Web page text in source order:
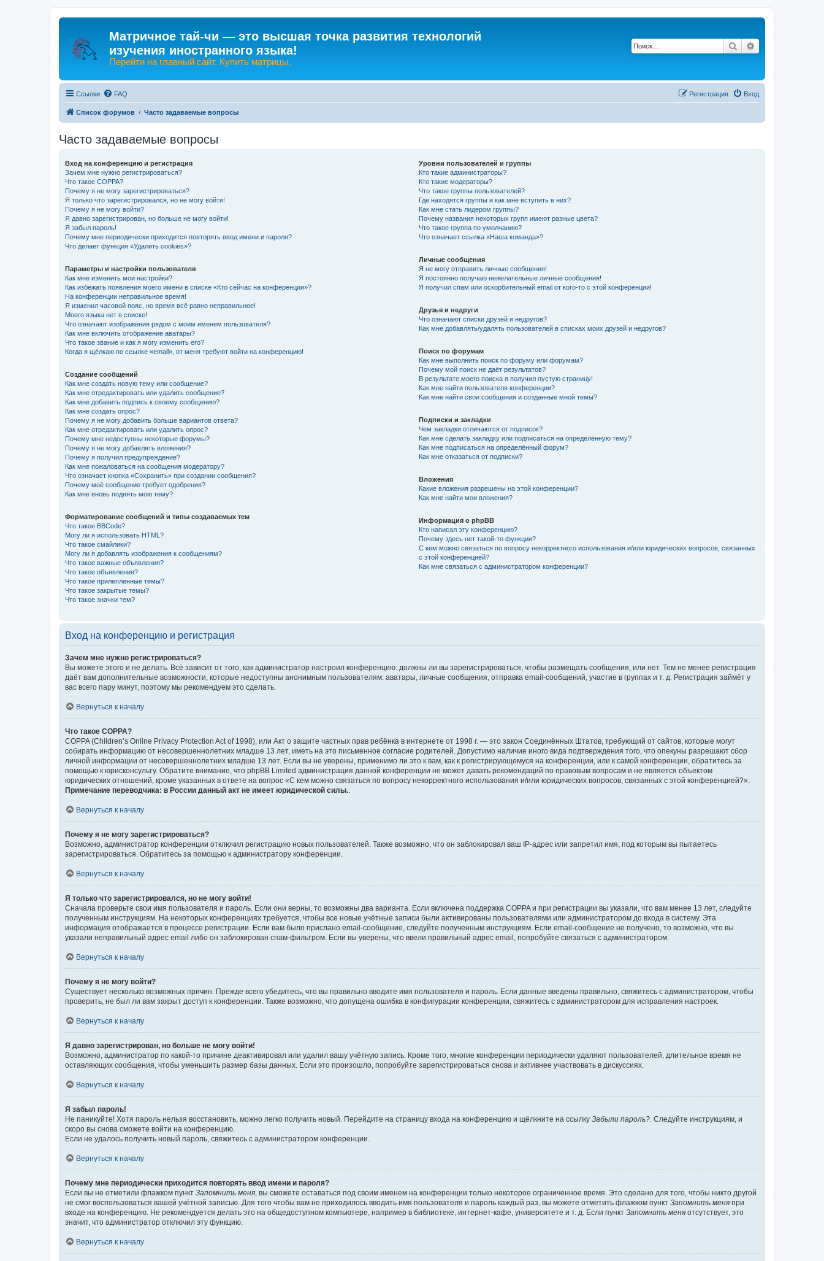
Матричное тай-чи — это высшая точка развития технологий
изучения иностранного языка!
Перейти на главный сайт. Купить матрицы.
Поиск
Ссылки FAQ Вход
Регистрация
Список форумов Часто задаваемые вопросы
Часто задаваемые вопросы
Вход на конференцию и регистрация
Зачем мне нужно регистрироваться?
Что такое COPPA?
Почему я не могу зарегистрироваться?
Я только что зарегистрировался, но не могу войти!
Почему я не могу войти?
Я давно зарегистрирован, но больше не могу войти!
Я забыл пароль!
Почему мне периодически приходится повторять ввод имени и пароля?
Что делает функция «Удалить cookies»?
Параметры и настройки пользователя
Как мне изменить мои настройки?
Как избежать появления моего имени в списке «Кто сейчас на конференции»?
На конференции неправильное время!
Я изменил часовой пояс, но время всё равно неправильное!
Моего языка нет в списке!
Что означают изображения рядом с моим именем пользователя?
Как мне включить отображение аватары?
Что такое звание и как я могу изменить его?
Когда я щёлкаю по ссылке «email», от меня требуют войти на конференцию!
Создание сообщений
Как мне создать новую тему или сообщение?
Как мне отредактировать или удалить сообщение?
Как мне добавить подпись к своему сообщению?
Как мне создать опрос?
Почему я не могу добавить больше вариантов ответа?
Как мне отредактировать или удалить опрос?
Почему мне недоступны некоторые форумы?
Почему я не могу добавлять вложения?
Почему я получил предупреждение?
Как мне пожаловаться на сообщения модератору?
Что означает кнопка «Сохранить» при создании сообщения?
Почему моё сообщение требует одобрения?
Как мне вновь поднять мою тему?
Форматирование сообщений и типы создаваемых тем
Что такое BBCode?
Могу ли я использовать HTML?
Что такое смайлики?
Могу ли я добавлять изображения к сообщениям?
Что такое важные объявления?
Что такое объявления?
Что такое прилепленные темы?
Что такое закрытые темы?
Что такое значки тем?
Уровни пользователей и группы
Кто такие администраторы?
Кто такие модераторы?
Что такое группы пользователей?
Где находятся группы и как мне вступить в них?
Как мне стать лидером группы?
Почему названия некоторых групп имеют разные цвета?
Что такое группа по умолчанию?
Что означает ссылка «Наша команда»?
Личные сообщения
Я не могу отправить личные сообщения!
Я постоянно получаю нежелательные личные сообщения!
Я получил спам или оскорбительный email от кого-то с этой конференции!
Друзья и недруги
Что означают списки друзей и недругов?
Как мне добавлять/удалять пользователей в списках моих друзей и недругов?
Поиск по форумам
Как мне выполнить поиск по форуму или форумам?
Почему мой поиск не даёт результатов?
В результате моего поиска я получил пустую страницу!
Как мне найти пользователя конференции?
Как мне найти свои сообщения и созданные мной темы?
Подписки и закладки
Чем закладки отличаются от подписок?
Как мне сделать закладку или подписаться на определённую тему?
Как мне подписаться на определённый форум?
Как мне отказаться от подписки?
Вложения
Какие вложения разрешены на этой конференции?
Как мне найти мои вложения?
Информация о phpBB
Кто написал эту конференцию?
Почему здесь нет такой-то функции?
С кем можно связаться по вопросу некорректного использования и/или юридических вопросов, связанных
с этой конференцией?
Как мне связаться с администратором конференции?
Вход на конференцию и регистрация
Зачем мне нужно регистрироваться?
Вы можете этого и не делать. Всё зависит от того, как администратор настроил конференцию: должны ли вы зарегистрироваться, чтобы размещать сообщения, или нет. Тем не менее регистрация
даёт вам дополнительные возможности, которые недоступны анонимным пользователям: аватары, личные сообщения, отправка email-сообщений, участие в группах и т. д. Регистрация займёт у
вас всего пару минут, поэтому мы рекомендуем это сделать.
Вернуться к началу
Что такое COPPA?
COPPA (Children’s Online Privacy Protection Act of 1998), или Акт о защите частных прав ребёнка в интернете от 1998 г. — это закон Соединённых Штатов, требующий от сайтов, которые могут
собирать информацию от несовершеннолетних младше 13 лет, иметь на это письменное согласие родителей. Допустимо наличие иного вида подтверждения того, что опекуны разрешают сбор
личной информации от несовершеннолетних младше 13 лет. Если вы не уверены, применимо ли это к вам, как к регистрирующемуся на конференции, или к самой конференции, обратитесь за
помощью к юрисконсульту. Обратите внимание, что phpBB Limited администрация данной конференции не может давать рекомендаций по правовым вопросам и не является объектом
юридических отношений, кроме указанных в ответе на вопрос «С кем можно связаться по вопросу некорректного использования и/или юридических вопросов, связанных с этой конференцией?».
Примечание переводчика: в России данный акт не имеет юридической силы.
Вернуться к началу
Почему я не могу зарегистрироваться?
Возможно, администратор конференции отключил регистрацию новых пользователей. Также возможно, что он заблокировал ваш IP-адрес или запретил имя, под которым вы пытаетесь
зарегистрироваться. Обратитесь за помощью к администратору конференции.
Вернуться к началу
Я только что зарегистрировался, но не могу войти!
Сначала проверьте свои имя пользователя и пароль. Если они верны, то возможны два варианта. Если включена поддержка COPPA и при регистрации вы указали, что вам менее 13 лет, следуйте
полученным инструкциям. На некоторых конференциях требуется, чтобы все новые учётные записи были активированы пользователями или администратором до входа в систему. Эта
информация отображается в процессе регистрации. Если вам было прислано email-сообщение, следуйте полученным инструкциям. Если email-сообщение не получено, то возможно, что вы
указали неправильный адрес email либо он заблокирован спам-фильтром. Если вы уверены, что ввели правильный адрес email, попробуйте связаться с администратором.
Вернуться к началу
Почему я не могу войти?
Существует несколько возможных причин. Прежде всего убедитесь, что вы правильно вводите имя пользователя и пароль. Если данные введены правильно, свяжитесь с администратором, чтобы
проверить, не был ли вам закрыт доступ к конференции. Также возможно, что допущена ошибка в конфигурации конференции, свяжитесь с администратором для исправления настроек.
Вернуться к началу
Я давно зарегистрирован, но больше не могу войти!
Возможно, администратор по какой-то причине деактивировал или удалил вашу учётную запись. Кроме того, многие конференции периодически удаляют пользователей, длительное время не
оставляющих сообщения, чтобы уменьшить размер базы данных. Если это произошло, попробуйте зарегистрироваться снова и активнее участвовать в дискуссиях.
Вернуться к началу
Я забыл пароль!
Не паникуйте! Хотя пароль нельзя восстановить, можно легко получить новый. Перейдите на страницу входа на конференцию и щёлкните на ссылку Забыли пароль? . Следуйте инструкциям, и
скоро вы снова сможете войти на конференцию.
Если не удалось получить новый пароль, свяжитесь с администратором конференции.
Вернуться к началу
Почему мне периодически приходится повторять ввод имени и пароля?
Если вы не отметили флажком пункт Запомнить меня , вы сможете оставаться под своим именем на конференции только некоторое ограниченное время. Это сделано для того, чтобы никто другой
не смог воспользоваться вашей учётной записью. Для того чтобы вам не приходилось вводить имя пользователя и пароль каждый раз, вы можете отметить флажком пункт Запомнить меня при
входе на конференцию. Не рекомендуется делать это на общедоступном компьютере, например в библиотеке, интернет-кафе, университете и т. д. Если пункт Запомнить меня отсутствует, это
значит, что администратор отключил эту функцию.
Вернуться к началу